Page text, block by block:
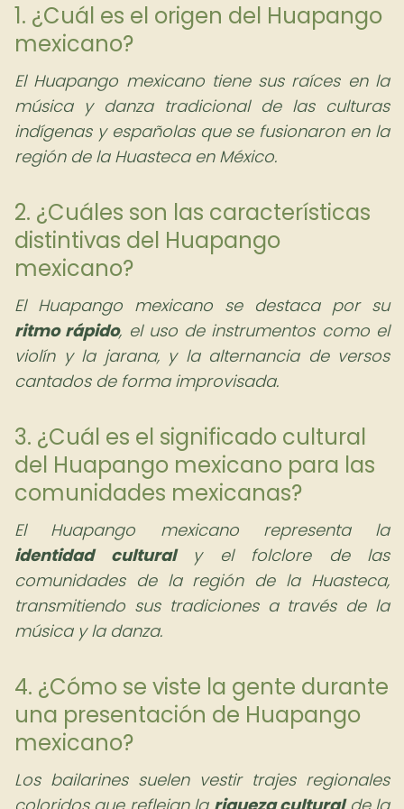
1. ¿Cuál es el origen del Huapango
mexicano?
El Huapango mexicano tiene sus raíces en la
música y danza tradicional de las culturas
indígenas y españolas que se fusionaron en la
región de la Huasteca en México.
2. ¿Cuáles son las características
distintivas del Huapango
mexicano?
El Huapango mexicano se destaca por su
ritmo rápido, el uso de instrumentos como el
violín y la jarana, y la alternancia de versos
cantados de forma improvisada.
3. ¿Cuál es el significado cultural
del Huapango mexicano para las
comunidades mexicanas?
El Huapango mexicano representa la
identidad culturaly el folclore de las
comunidades de la región de la Huasteca,
transmitiendo sus tradiciones a través de la
música y la danza.
4. ¿Cómo se viste la gente durante
una presentación de Huapango
mexicano?
Los bailarines suelen vestir trajes regionales